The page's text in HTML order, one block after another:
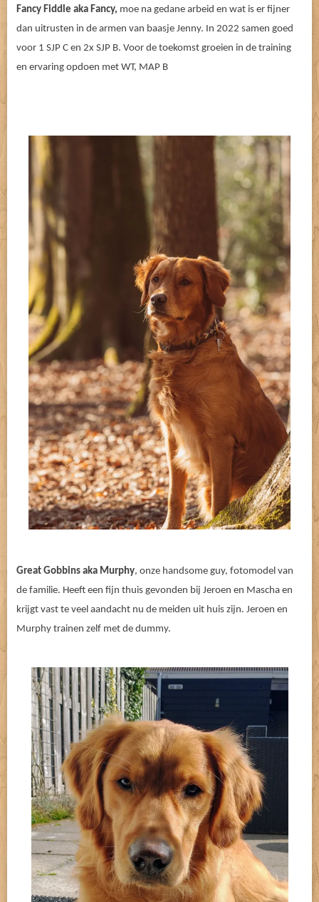
Fancy Fiddle aka Fancy, moe na gedane arbeid en wat is er fijner
dan uitrusten in de armen van baasje Jenny. In 2022 samen goed
voor 1 SJP C en 2x SJP B. Voor de toekomst groeien in de training
en ervaring opdoen met WT, MAP B
Great Gobbins aka Murphy, onze handsome guy, fotomodel van
de familie. Heeft een fijn thuis gevonden bij Jeroen en Mascha en
krijgt vast te veel aandacht nu de meiden uit huis zijn. Jeroen en
Murphy trainen zelf met de dummy.